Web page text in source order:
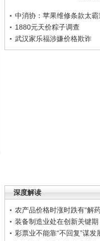
中消协：苹果维修条款太霸
1880元天价粽子调查
武汉家乐福涉嫌价格欺诈
深度解读
农产品价格时涨时跌有“解
装备制造业处在创新关键期
彩票业不能靠“不回复”谋发